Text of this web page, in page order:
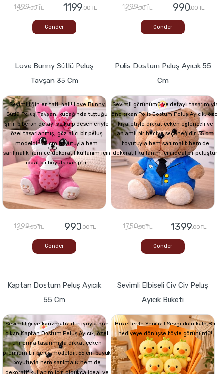
1499,00 TL 1199,00 TL
Gönder
1299,00 TL 990,00 TL
Gönder
Love Bunny Sütlü Peluş
Tavşan 35 Cm
Sevimliliğin en tatlı hali! Love Bunny
Sütlü Peluş Tavşan, kucağında tuttuğu
şirin biberon detayı ve kalp desenleriyle
özel tasarlanmış, göz alıcı bir peluş
modeldir. 35 cm boyutuyla hem
sarılmalık hem de dekoratif kullanım için
ideal bir boyuta sahiptir.
1299,00 TL 990,00 TL
Gönder
Polis Dostum Peluş Ayıcık 55
Cm
Sevimli görünümü ve detaylı
öne çıkan Polis Dostum Peluş Ayıcık,
kıyafetiyle dikkat çeken eğlenceli ve
anlamlı bir hediye seçeneğidir. 35 cm
boyutuyla hem sarılmalık hem de
dekoratif kullanım için ideal bir
1750,00 TL 1399,00 TL
Gönder
Kaptan Dostum Peluş Ayıcık
55 Cm
Sevimliliği ve karizmatik duruşuyla öne
çıkan Kaptan Dostum Peluş Ayıcık, özel
üniforma tasarımıyla dikkat çeken
premium bir peluş modeldir. 55 cm büyük
boyutuyla hem sarılmalık hem de
dekoratif kullanım için oldukça ideal ve
Sevimli Elbiseli Civ Civ Peluş
Ayıcık Buketi
Buketlerde Yenilik ! Sevgi dolu kalp,Bir
hediyeye dönüşse böyle görünürdü!